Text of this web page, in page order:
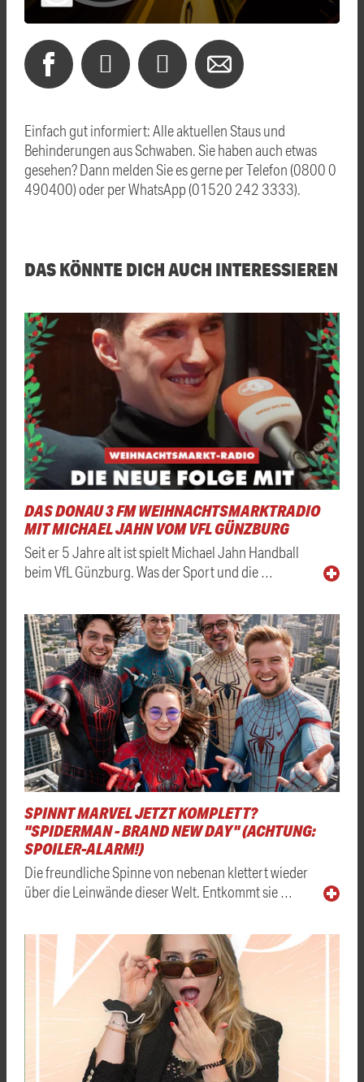
Einfach gut informiert: Alle aktuellen Staus und
Behinderungen aus Schwaben. Sie haben auch etwas
gesehen? Dann melden Sie es gerne per Telefon (0800 0
490400) oder per WhatsApp (01520 242 3333).
DAS KÖNNTE DICH AUCH INTERESSIEREN
DAS DONAU 3 FM WEIHNACHTSMARKTRADIO
MIT MICHAEL JAHN VOM VFL GÜNZBURG
Seit er 5 Jahre alt ist spielt Michael Jahn Handball
beim VfL Günzburg. Was der Sport und die …
SPINNT MARVEL JETZT KOMPLETT?
"SPIDERMAN - BRAND NEW DAY" (ACHTUNG:
SPOILER-ALARM!)
Die freundliche Spinne von nebenan klettert wieder
über die Leinwände dieser Welt. Entkommt sie …